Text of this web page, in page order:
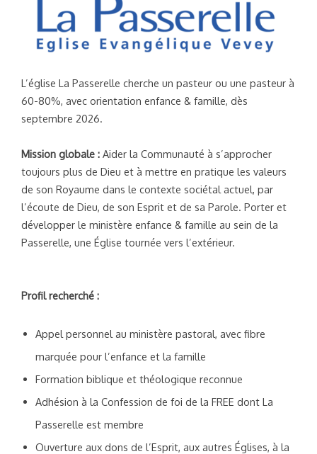
L’église La Passerelle cherche un pasteur ou une pasteur à
60-80%, avec orientation enfance & famille, dès
septembre 2026.
Mission globale : Aider la Communauté à s’approcher
toujours plus de Dieu et à mettre en pratique les valeurs
de son Royaume dans le contexte sociétal actuel, par
l’écoute de Dieu, de son Esprit et de sa Parole. Porter et
développer le ministère enfance & famille au sein de la
Passerelle, une Église tournée vers l’extérieur.
Profil recherché :
Appel personnel au ministère pastoral, avec fibre
marquée pour l’enfance et la famille
Formation biblique et théologique reconnue
Adhésion à la Confession de foi de la FREE dont La
Passerelle est membre
Ouverture aux dons de l’Esprit, aux autres Églises, à la